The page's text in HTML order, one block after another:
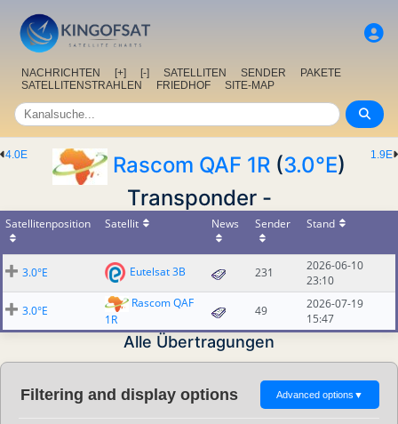
NACHRICHTEN [+] [-] SATELLITEN SENDER
PAKETE
SATELLITENSTRAHLEN
FRIEDHOF SITE-MAP
1.9E
4.0E Rascom QAF 1R (3.0°E)
Transponder -
Satellitenposition Satellit News Sender Stand
3.0°E Eutelsat 3B 231
2026-06-10
23:10
3.0°E
Rascom QAF
1R
49
2026-07-19
15:47
Alle Übertragungen
Filtering and display options Advanced options ▼